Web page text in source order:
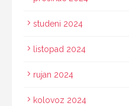
studeni 2024
listopad 2024
rujan 2024
kolovoz 2024